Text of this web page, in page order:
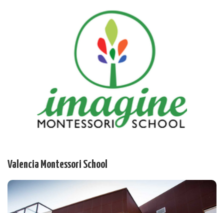
Valencia Montessori School